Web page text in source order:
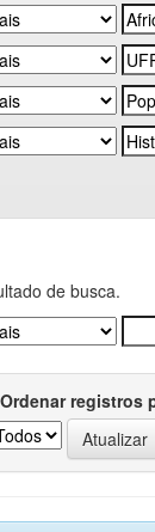
de busca.
Ordenar registros